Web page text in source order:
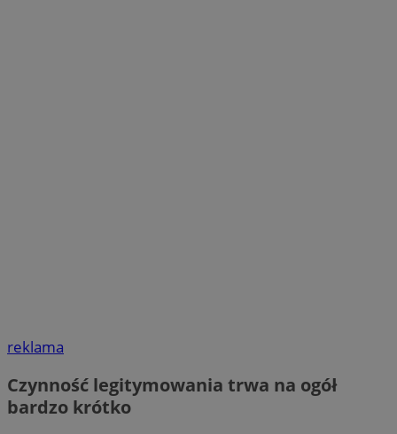
reklama
Czynność legitymowania trwa na ogół
bardzo krótko